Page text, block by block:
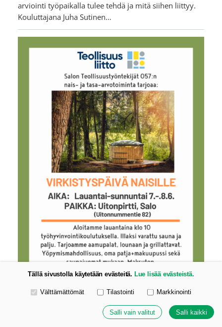
arviointi työpaikalla tulee tehdä ja mitä siihen liittyy.
Kouluttajana Juha Sutinen…
Virkistyspäivä naisjäsenille
Tällä sivustolla käytetään evästeitä. Lue lisää evästeistä.
Valitse käytettävät evästeet
Välttämättömät Tilastointi Markkinointi
Salli vain valitut Salli kaikki